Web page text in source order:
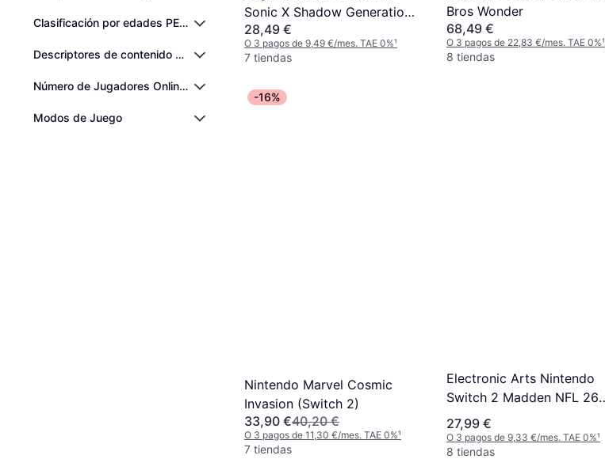
Clasificación por edades PEGI
Descriptores de contenido PEGI
Número de Jugadores Online (Máx.)
Modos de Juego
Sonic X Shadow Generations
Day 1 Edition
28,49 €
O 3 pagos de 9,49 €/mes. TAE 0%¹
7 tiendas
Bros Wonder
68,49 €
O 3 pagos de 22,83 €/mes. TAE 0%¹
8 tiendas
-16%
Nintendo Marvel Cosmic
Invasion (Switch 2)
33,90 €40,20 €
O 3 pagos de 11,30 €/mes. TAE 0%¹
7 tiendas
Electronic Arts Nintendo
Switch 2 Madden NFL 26
Game
27,99 €
O 3 pagos de 9,33 €/mes. TAE 0%¹
8 tiendas